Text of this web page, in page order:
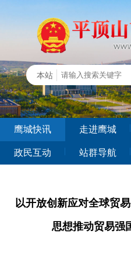
鹰城快讯 走进鹰城
政民互动 站群导航
以开放创新应对全球贸
思想推动贸易强